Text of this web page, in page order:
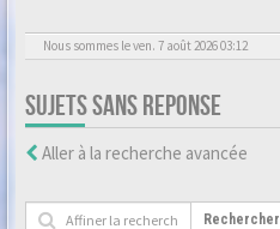
Nous sommes le ven. 7 août 2026 03:12
SUJETS SANS REPONSE
Aller à la recherche avancée
Rechercher